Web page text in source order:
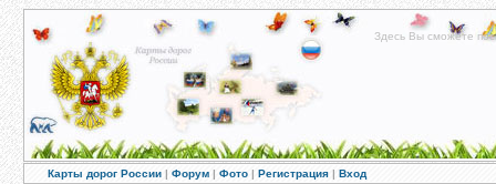
Здесь Вы сможете
Карты дорог России | Форум | Фото | Регистрация | Вход